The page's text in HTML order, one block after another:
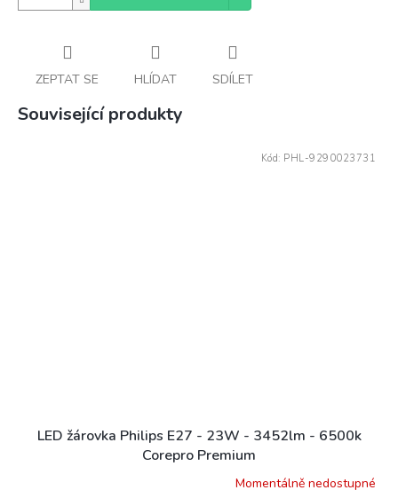
ZEPTAT SE HLÍDAT SDÍLET
Související produkty
LED žárovka Philips E27 - 23W - 3452lm - 6500k
Corepro Premium
Momentálně nedostupné
Kód: PHL-9290023731